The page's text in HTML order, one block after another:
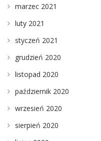
marzec 2021
luty 2021
styczeń 2021
grudzień 2020
listopad 2020
październik 2020
wrzesień 2020
sierpień 2020